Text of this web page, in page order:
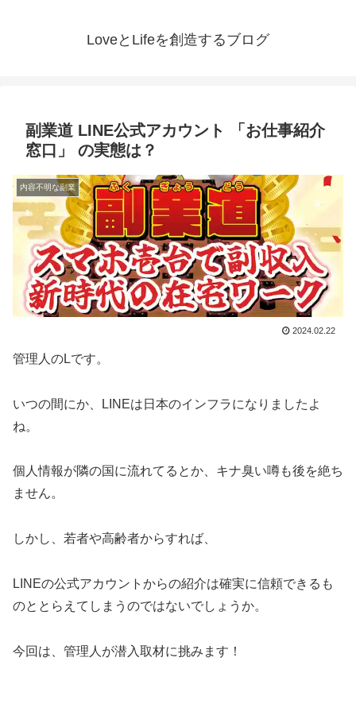
LoveとLifeを創造するブログ
副業道 LINE公式アカウント 「お仕事紹介
窓口」 の実態は？
内容不明な副業
2024.02.22
管理人のLです。
いつの間にか、LINEは日本のインフラになりましたよ
ね。
個人情報が隣の国に流れてるとか、キナ臭い噂も後を絶ち
ません。
しかし、若者や高齢者からすれば、
LINEの公式アカウントからの紹介は確実に信頼できるも
のととらえてしまうのではないでしょうか。
今回は、管理人が潜入取材に挑みます！